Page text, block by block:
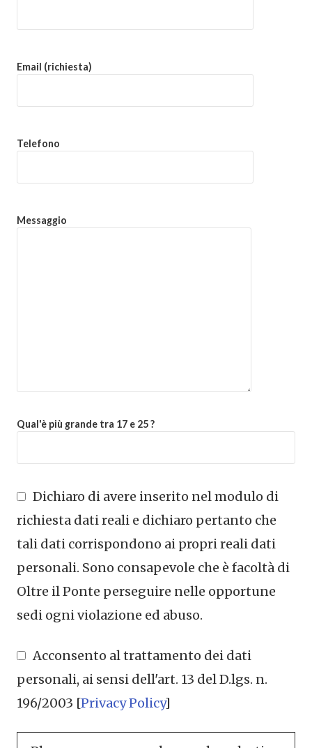
Email (richiesta)
Telefono
Messaggio
Qual'è più grande tra 17 e 25 ?
Dichiaro di avere inserito nel modulo di
richiesta dati reali e dichiaro pertanto che
tali dati corrispondono ai propri reali dati
personali. Sono consapevole che è facoltà di
Oltre il Ponte perseguire nelle opportune
sedi ogni violazione ed abuso.
Acconsento al trattamento dei dati
personali, ai sensi dell'art. 13 del D.lgs. n.
196/2003 [Privacy Policy]